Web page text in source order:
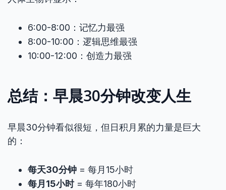
6:00-8:00：记忆力最强
8:00-10:00：逻辑思维最强
10:00-12:00：创造力最强
总结：早晨30分钟改变人生
早晨30分钟看似很短，但日积月累的力量是巨大
的：
每天30分钟 = 每月15小时
每月15小时= 每年180小时